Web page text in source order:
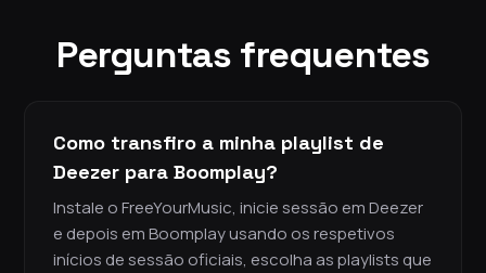
Perguntas frequentes
Como transfiro a minha playlist de
Deezer para Boomplay?
Instale o FreeYourMusic, inicie sessão em Deezer
e depois em Boomplay usando os respetivos
inícios de sessão oficiais, escolha as playlists que